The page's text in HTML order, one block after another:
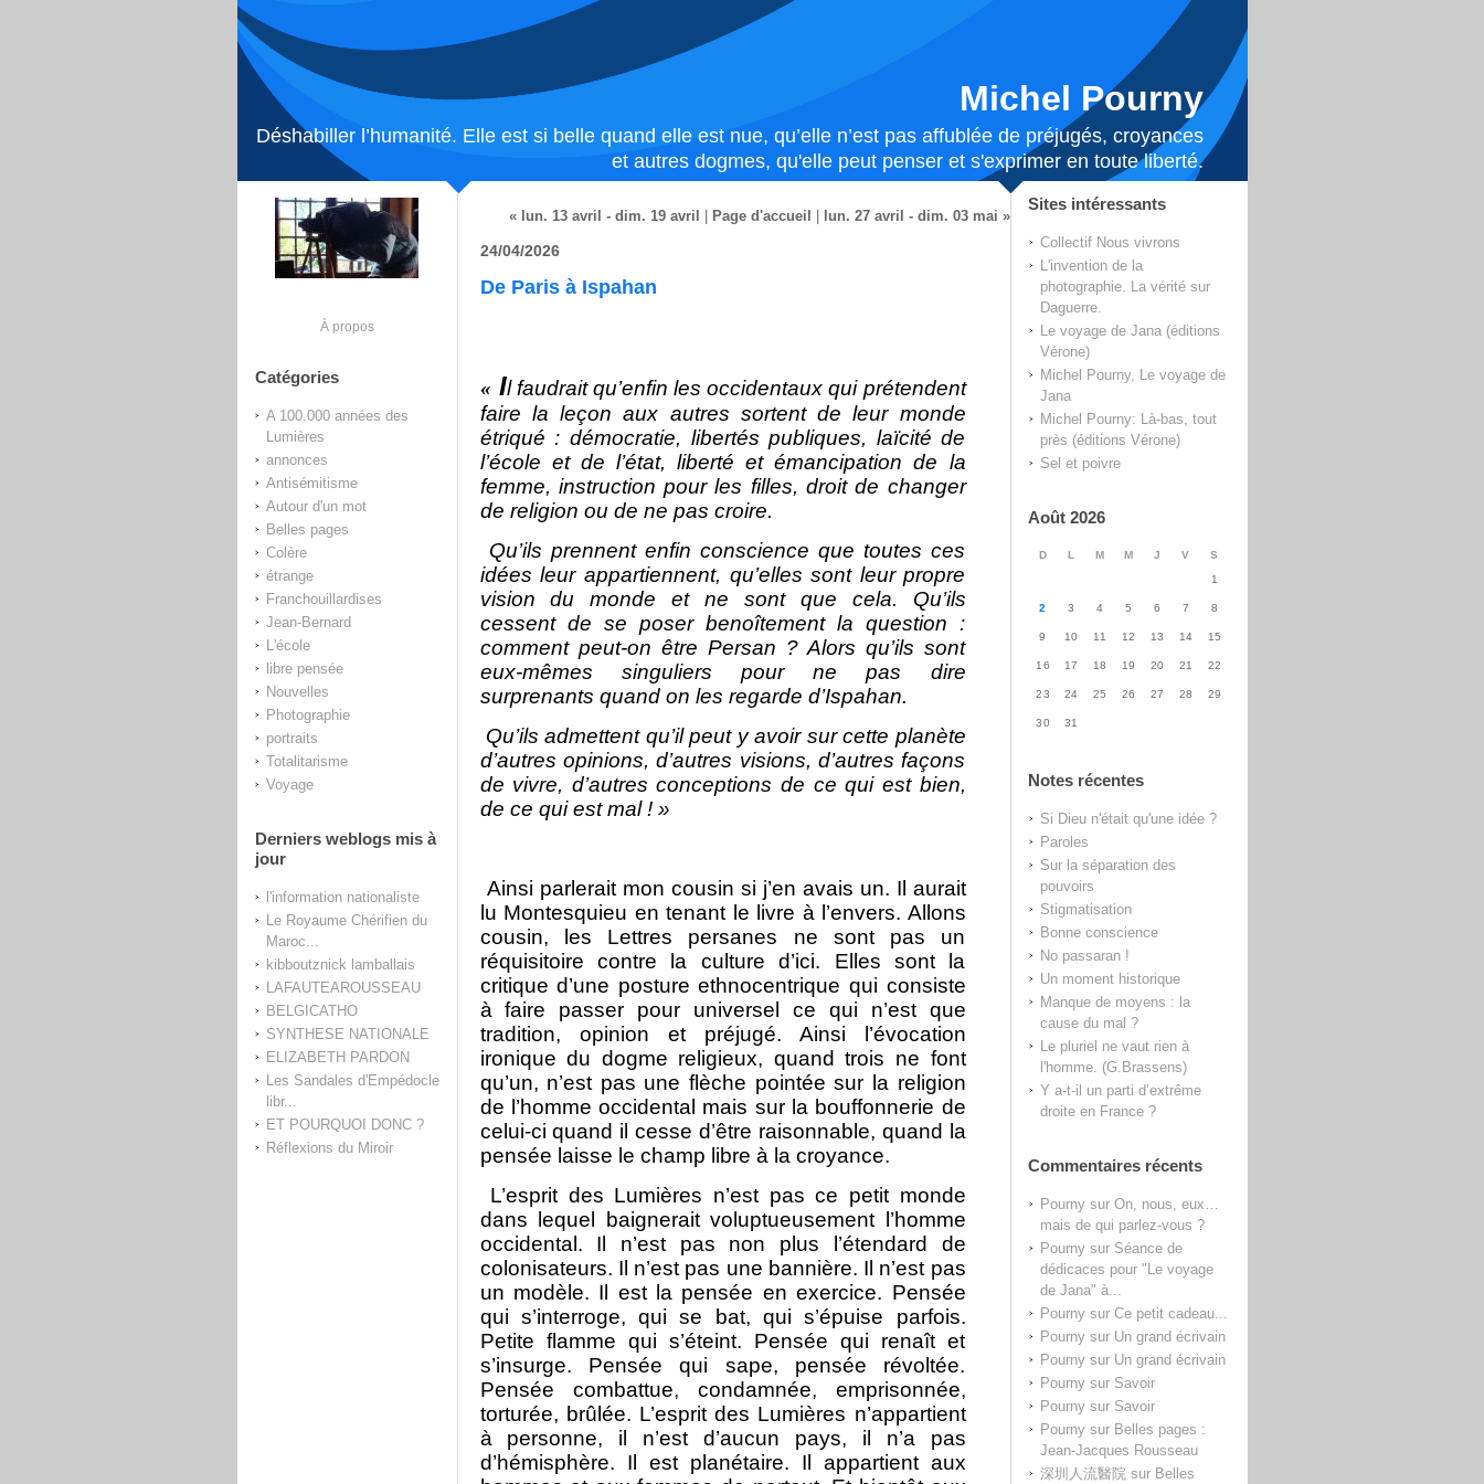
Michel Pourny
Déshabiller l’humanité. Elle est si belle quand elle est nue, qu’elle n’est pas affublée de préjugés, croyances
et autres dogmes, qu'elle peut penser et s'exprimer en toute liberté.
À propos
Catégories
A 100.000 années des
Lumières
annonces
Antisémitisme
Autour d'un mot
Belles pages
Colère
étrange
Franchouillardises
Jean-Bernard
L'école
libre pensée
Nouvelles
Photographie
portraits
Totalitarisme
Voyage
Derniers weblogs mis à
jour
l'information nationaliste
Le Royaume Chérifien du
Maroc...
kibboutznick lamballais
LAFAUTEAROUSSEAU
BELGICATHO
SYNTHESE NATIONALE
ELIZABETH PARDON
Les Sandales d'Empédocle
libr...
ET POURQUOI DONC ?
Réflexions du Miroir
Sites intéressants
Collectif Nous vivrons
L'invention de la
photographie. La vérité sur
Daguerre.
Le voyage de Jana (éditions
Vérone)
Michel Pourny, Le voyage de
Jana
Michel Pourny: Là-bas, tout
près (éditions Vérone)
Sel et poivre
Août 2026
D L M M J V
S
1
2 3 4 5 6 7 8
9 10 11 12 13 14 15
16 17 18 19 20 21 22
23 24 25 26 27 28 29
30 31
Notes récentes
Si Dieu n'était qu'une idée ?
Paroles
Sur la séparation des
pouvoirs
Stigmatisation
Bonne conscience
No passaran !
Un moment historique
Manque de moyens : la
cause du mal ?
Le pluriel ne vaut rien à
l'homme. (G.Brassens)
Y a-t-il un parti d’extrême
droite en France ?
Commentaires récents
Pournysur On, nous, eux…
mais de qui parlez-vous ?
Pournysur Séance de
dédicaces pour "Le voyage
de Jana" à...
Pournysur Ce petit cadeau...
Pournysur Un grand écrivain
Pournysur Un grand écrivain
Pournysur Savoir
Pournysur Savoir
Pournysur Belles pages :
Jean-Jacques Rousseau
深圳人流醫院sur Belles
« lun. 13 avril - dim. 19 avril Page d'accueil lun. 27 avril - dim. 03 mai »
24/04/2026
De Paris à Ispahan
« Il faudrait qu’enfin les occidentaux qui prétendent
faire la leçon aux autres sortent de leur monde
étriqué : démocratie, libertés publiques, laïcité de
l’école et de l’état, liberté et émancipation de la
femme, instruction pour les filles, droit de changer
de religion ou de ne pas croire.
Qu’ils prennent enfin conscience que toutes ces
idées leur appartiennent, qu’elles sont leur propre
vision du monde et ne sont que cela. Qu’ils
cessent de se poser benoîtement la question :
comment peut-on être Persan ? Alors qu’ils sont
eux-mêmes singuliers pour ne pas dire
surprenants quand on les regarde d’Ispahan.
Qu’ils admettent qu’il peut y avoir sur cette planète
d’autres opinions, d’autres visions, d’autres façons
de vivre, d’autres conceptions de ce qui est bien,
de ce qui est mal ! »
Ainsi parlerait mon cousin si j’en avais un. Il aurait
lu Montesquieu en tenant le livre à l’envers. Allons
cousin, les Lettres persanes ne sont pas un
réquisitoire contre la culture d’ici. Elles sont la
critique d’une posture ethnocentrique qui consiste
à faire passer pour universel ce qui n’est que
tradition, opinion et préjugé. Ainsi l’évocation
ironique du dogme religieux, quand trois ne font
qu’un, n’est pas une flèche pointée sur la religion
de l’homme occidental mais sur la bouffonnerie de
celui-ci quand il cesse d’être raisonnable, quand la
pensée laisse le champ libre à la croyance.
L’esprit des Lumières n’est pas ce petit monde
dans lequel baignerait voluptueusement l’homme
occidental. Il n’est pas non plus l’étendard de
colonisateurs. Il n’est pas une bannière. Il n’est pas
un modèle. Il est la pensée en exercice. Pensée
qui s’interroge, qui se bat, qui s’épuise parfois.
Petite flamme qui s’éteint. Pensée qui renaît et
s’insurge. Pensée qui sape, pensée révoltée.
Pensée combattue, condamnée, emprisonnée,
torturée, brûlée. L’esprit des Lumières n’appartient
à personne, il n’est d’aucun pays, il n’a pas
d’hémisphère. Il est planétaire. Il appartient aux